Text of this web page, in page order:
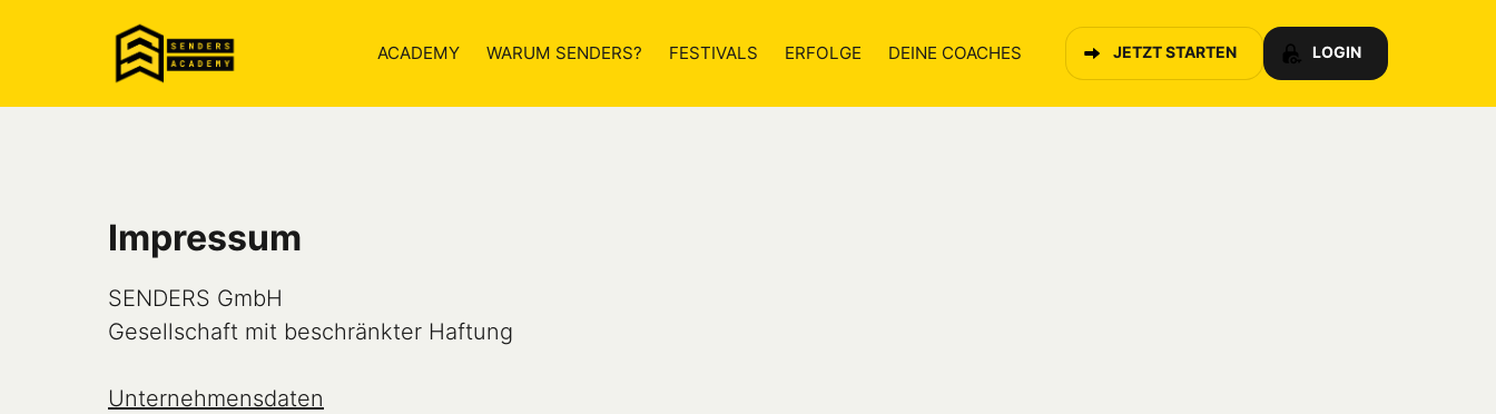
ACADEMY WARUM SENDERS? FESTIVALS ERFOLGE DEINE COACHES JETZT STARTEN LOGIN
Impressum
SENDERS GmbH
Gesellschaft mit beschränkter Haftung
Unternehmensdaten